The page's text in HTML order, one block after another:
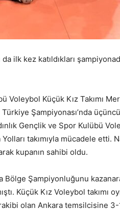
da ilk kez katıldıkları
Küçük Kız Takımı
Şampiyonası’nda
Gençlik ve Spor Kulübü
takımıyla mücadele etti.
kupanın sahibi oldu.
Bölge Şampiyonluğunu
Küçük Kız Voleybol takımı
olan Ankara temsilcisine